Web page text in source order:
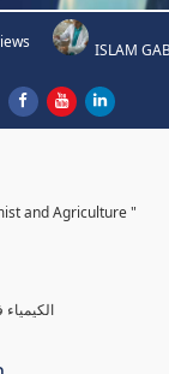
ISLAM
and Agriculture "
"